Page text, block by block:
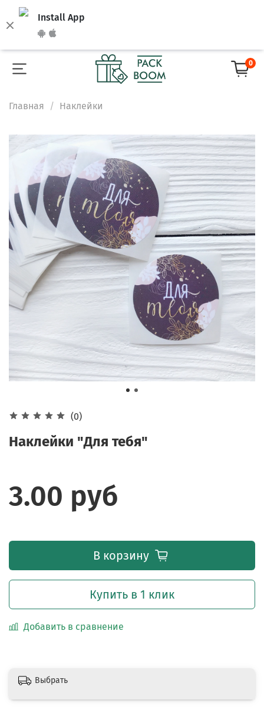
Install App
0
Главная Наклейки
(0)
Наклейки "Для тебя"
3.00 руб
В корзину
Купить в 1 клик
Добавить в сравнение
Выбрать